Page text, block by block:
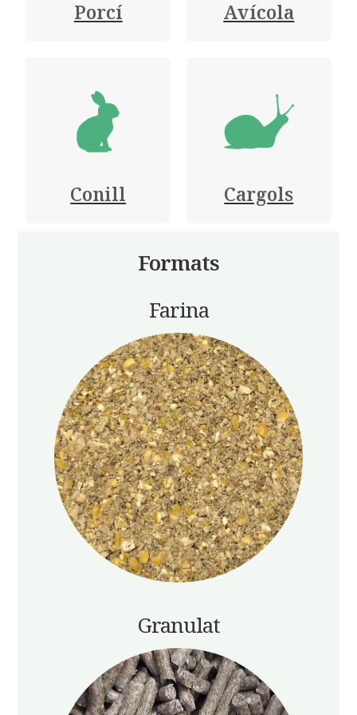
Porcí Avícola
Conill Cargols
Formats
Farina
Granulat